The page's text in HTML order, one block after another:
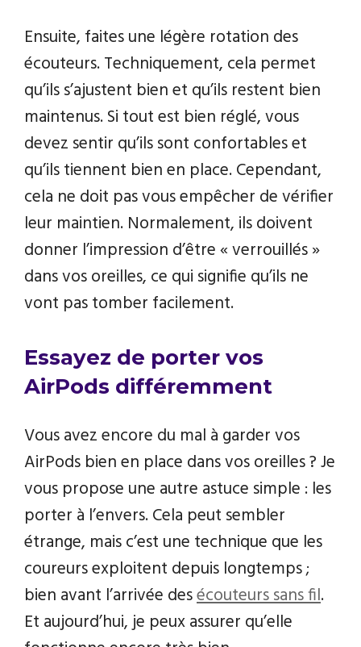
Ensuite, faites une légère rotation des
écouteurs. Techniquement, cela permet
qu’ils s’ajustent bien et qu’ils restent bien
maintenus. Si tout est bien réglé, vous
devez sentir qu’ils sont confortables et
qu’ils tiennent bien en place. Cependant,
cela ne doit pas vous empêcher de vérifier
leur maintien. Normalement, ils doivent
donner l’impression d’être « verrouillés »
dans vos oreilles, ce qui signifie qu’ils ne
vont pas tomber facilement.
Essayez de porter vos
AirPods différemment
Vous avez encore du mal à garder vos
AirPods bien en place dans vos oreilles ? Je
vous propose une autre astuce simple : les
porter à l’envers. Cela peut sembler
étrange, mais c’est une technique que les
coureurs exploitent depuis longtemps ;
bien avant l’arrivée desécouteurs sans fil.
Et aujourd’hui, je peux assurer qu’elle